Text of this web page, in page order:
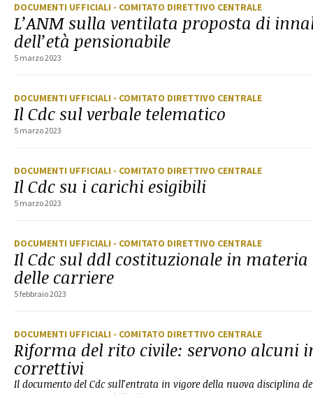
DOCUMENTI UFFICIALI - COMITATO DIRETTIVO CENTRALE
L’ANM sulla ventilata proposta di
dell’età pensionabile
5 marzo 2023
DOCUMENTI UFFICIALI - COMITATO DIRETTIVO CENTRALE
Il Cdc sul verbale telematico
5 marzo 2023
DOCUMENTI UFFICIALI - COMITATO DIRETTIVO CENTRALE
Il Cdc su i carichi esigibili
5 marzo 2023
DOCUMENTI UFFICIALI - COMITATO DIRETTIVO CENTRALE
Il Cdc sul ddl costituzionale in materia
delle carriere
5 febbraio 2023
DOCUMENTI UFFICIALI - COMITATO DIRETTIVO CENTRALE
Riforma del rito civile: servono alcuni
correttivi
Il documento del Cdc sull'entrata in vigore della nuova disciplina